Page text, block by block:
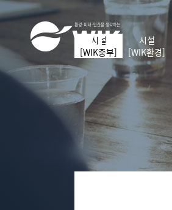
k
o
시설
[WIK중부]
시설
[WIK환경]
WIK